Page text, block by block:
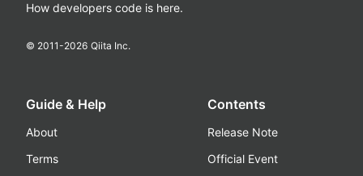
How developers code is here.
© 2011-2026 Qiita Inc.
Guide & Help
About
Terms
Contents
Release Note
Official Event